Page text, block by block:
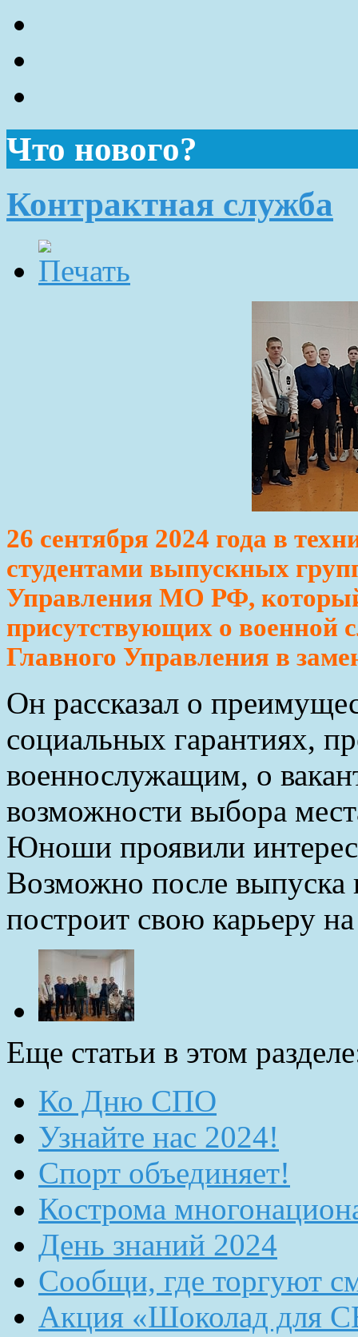
Что нового?
Контрактная служба
26 сентября 2024 года в
студентами выпускных
Управления МО РФ,
присутствующих о военной
Главного Управления в
Он рассказал о
социальных гарантиях,
военнослужащим, о
возможности выбора
Юноши проявили
Возможно после выпуска
построит свою карьеру
Еще статьи в этом
Ко Дню СПО
Узнайте нас 2024!
Спорт объединяет!
Кострома
День знаний 2024
Сообщи, где торгуют
Акция «Шоколад для